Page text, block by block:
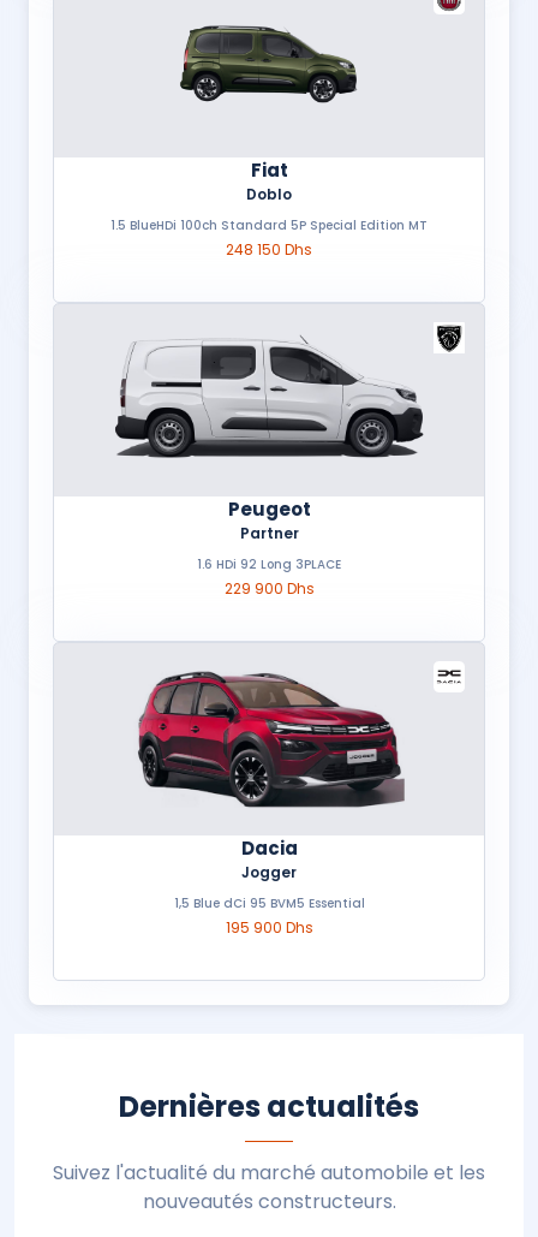
Fiat
Doblo
1.5 BlueHDi 100ch Standard 5P Special Edition MT
248 150 Dhs
Peugeot
Partner
1.6 HDi 92 Long 3PLACE
229 900 Dhs
Dacia
Jogger
1,5 Blue dCi 95 BVM5 Essential
195 900 Dhs
Dernières actualités
Suivez l'actualité du marché automobile et les
nouveautés constructeurs.